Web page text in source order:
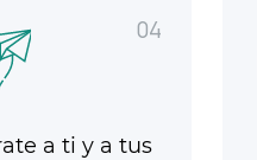
04
a ti y a tus